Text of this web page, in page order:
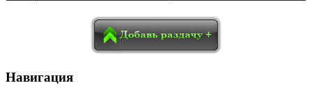
социалках:
Sina Weibo
SurfingbirdTencent Weibo
Навигация